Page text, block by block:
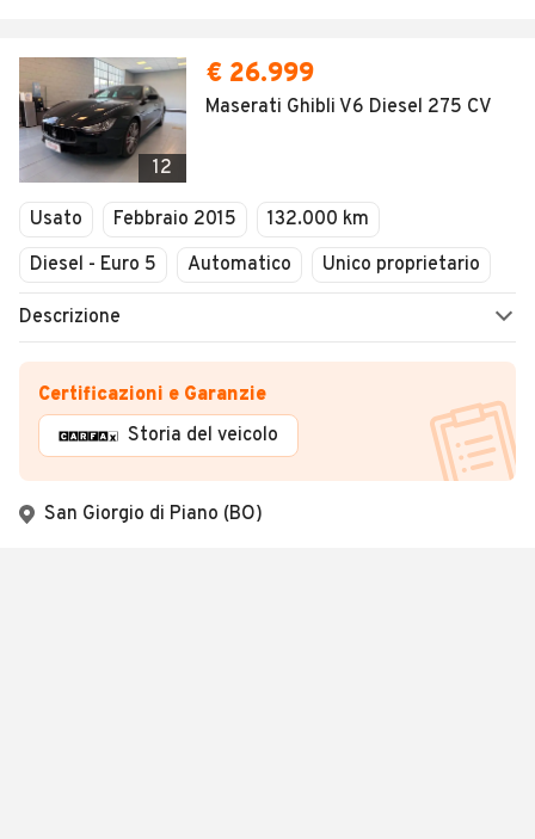
12
€ 26.999
Maserati Ghibli V6 Diesel 275 CV
Usato Febbraio 2015
132.000 km
Diesel - Euro 5
Automatico Unico proprietario
Descrizione
Certificazioni e Garanzie
Storia del veicolo
San Giorgio di Piano (BO)